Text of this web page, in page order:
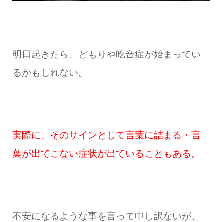
明日起きたら、どもりや吃音症が始まってい
るかもしれない。
実際に、そのサインとして言葉に詰まる・言
葉が出てこない症状が出ていることもある。
不安になるような事を言って申し訳ないが、